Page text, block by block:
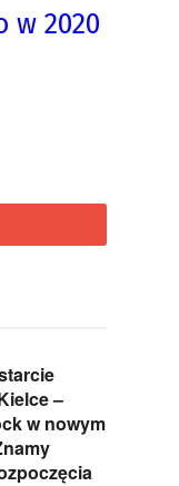
w 2020
–
w nowym